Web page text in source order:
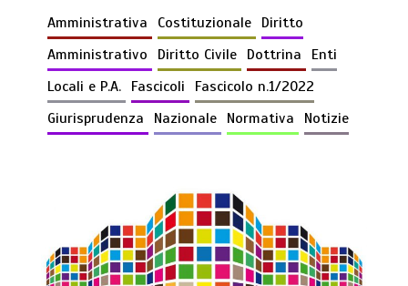
Amministrativa Costituzionale Diritto
Amministrativo
Diritto Civile Dottrina
Enti
Locali e P.A. Fascicoli
Fascicolo n.1/2022
Giurisprudenza
Nazionale Normativa Notizie